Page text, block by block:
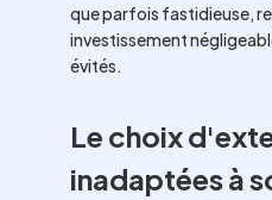
que parfois fastidieuse,
investissement
évités.
Le choix
inadaptées à